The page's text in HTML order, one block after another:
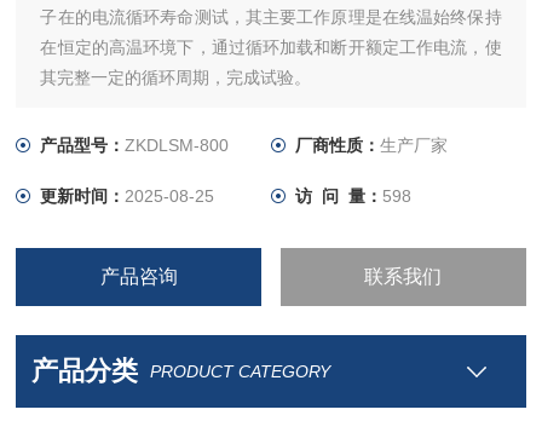
子在的电流循环寿命测试，其主要工作原理是在线温始终保持
在恒定的高温环境下，通过循环加载和断开额定工作电流，使
其完整一定的循环周期，完成试验。
产品型号：ZKDLSM-800 厂商性质： 生产厂家
更新时间： 2025-08-25 访 问 量： 598
产品咨询 联系我们
产品分类 PRODUCT CATEGORY